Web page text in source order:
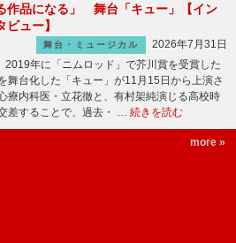
作品になる」 舞台「キュー」【イン
ビュー】
舞台・ミュージカル
2026年7月31日
2019年に「ニムロッド」で芥川賞を受賞した
舞台化した「キュー」が11月15日から上演さ
療内科医・立花徹と、有村架純演じる高校時
差することで、過去・ … 続きを読む
more »